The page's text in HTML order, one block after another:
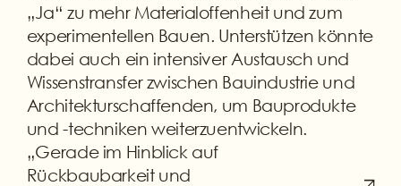
„Ja“ zu mehr Materialoffenheit und zum
experimentellen Bauen. Unterstützen könnte
dabei auch ein intensiver Austausch und
Wissenstransfer zwischen Bauindustrie und
Architekturschaffenden, um Bauprodukte
und -techniken weiterzuentwickeln.
„Gerade im Hinblick auf
Rückbaubarkeit und